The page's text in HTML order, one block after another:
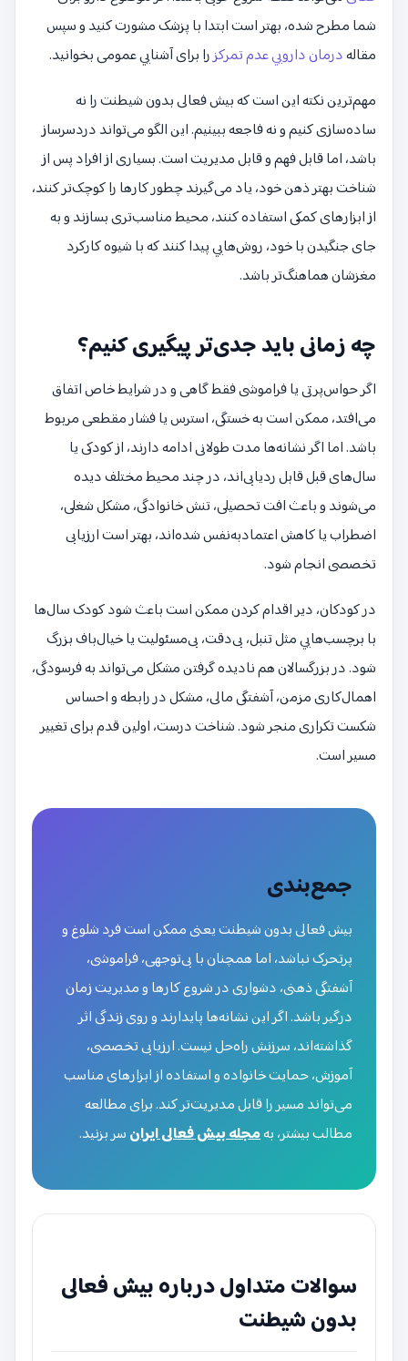
شما مطرح شده، بهتر است ابتدا با پزشک مشورت کنید و سپس
مقالهدرمان دارویی عدم تمرکزرا برای آشنایی عمومی بخوانید.
مهم‌ترین نکته این است که بیش فعالی بدون شیطنت را نه
ساده‌سازی کنیم و نه فاجعه ببینیم. این الگو می‌تواند دردسرساز
باشد، اما قابل فهم و قابل مدیریت است. بسیاری از افراد پس از
شناخت بهتر ذهن خود، یاد می‌گیرند چطور کارها را کوچک‌تر کنند،
از ابزارهای کمکی استفاده کنند، محیط مناسب‌تری بسازند و به
جای جنگیدن با خود، روش‌هایی پیدا کنند که با شیوه کارکرد
مغزشان هماهنگ‌تر باشد.
چه زمانی باید جدی‌تر پیگیری کنیم؟
اگر حواس‌پرتی یا فراموشی فقط گاهی و در شرایط خاص اتفاق
می‌افتد، ممکن است به خستگی، استرس یا فشار مقطعی مربوط
باشد. اما اگر نشانه‌ها مدت طولانی ادامه دارند، از کودکی یا
سال‌های قبل قابل ردیابی‌اند، در چند محیط مختلف دیده
می‌شوند و باعث افت تحصیلی، تنش خانوادگی، مشکل شغلی،
اضطراب یا کاهش اعتمادبه‌نفس شده‌اند، بهتر است ارزیابی
تخصصی انجام شود.
در کودکان، دیر اقدام کردن ممکن است باعث شود کودک سال‌ها
با برچسب‌هایی مثل تنبل، بی‌دقت، بی‌مسئولیت یا خیال‌باف بزرگ
شود. در بزرگسالان هم نادیده گرفتن مشکل می‌تواند به فرسودگی،
اهمال‌کاری مزمن، آشفتگی مالی، مشکل در رابطه و احساس
شکست تکراری منجر شود. شناخت درست، اولین قدم برای تغییر
مسیر است.
جمع‌بندی
بیش فعالی بدون شیطنت یعنی ممکن است فرد شلوغ و
پرتحرک نباشد، اما همچنان با بی‌توجهی، فراموشی،
آشفتگی ذهنی، دشواری در شروع کارها و مدیریت زمان
درگیر باشد. اگر این نشانه‌ها پایدارند و روی زندگی اثر
گذاشته‌اند، سرزنش راه‌حل نیست. ارزیابی تخصصی،
آموزش، حمایت خانواده و استفاده از ابزارهای مناسب
می‌تواند مسیر را قابل مدیریت‌تر کند. برای مطالعه
مطالب بیشتر، بهمجله بیش فعالی ایرانسر بزنید.
سوالات متداول درباره بیش فعالی
بدون شیطنت